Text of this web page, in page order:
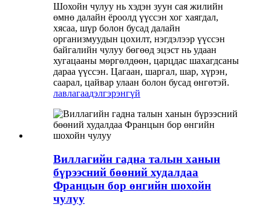
Шохойн чулуу нь хэдэн зуун сая жилийн
өмнө далайн ёроолд үүссэн хог хаягдал,
хясаа, шүр болон бусад далайн
организмуудын цохилт, нэгдэлээр үүссэн
байгалийн чулуу бөгөөд эцэст нь удаан
хугацааны мөргөлдөөн, царцдас шахагдсаны
дараа үүссэн. Цагаан, шаргал, шар, хүрэн,
саарал, цайвар улаан болон бусад өнгөтэй.
лавлагаадэлгэрэнгүй
Виллагийн гадна талын ханын
бүрээсний бөөний худалдаа
Францын бор өнгийн шохойн
чулуу